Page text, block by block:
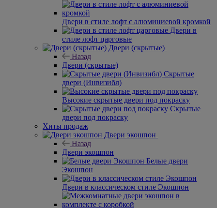
Двери в стиле лофт с алюминиевой кромкой
Двери в
стиле лофт царговые
Двери (скрытые)
Назад
Двери (скрытые)
Скрытые
двери (Инвизибл)
Высокие скрытые двери под покраску
Скрытые
двери под покраску
Хиты продаж
Двери экошпон
Назад
Двери экошпон
Белые двери
Экошпон
Двери в классическом стиле Экошпон